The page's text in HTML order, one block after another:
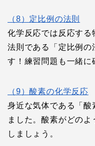
（8）定比例の法則
化学反応では反応する
法則である「定比例の
す！練習問題も一緒に
（9）酸素の化学反応
身近な気体である「酸
ました。酸素がどの
しましょう。